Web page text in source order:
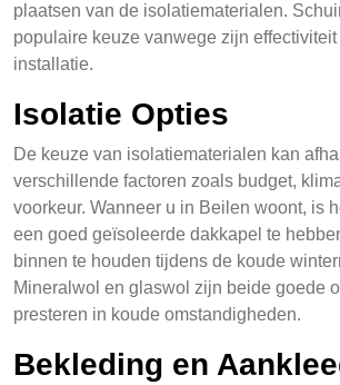
plaatsen van de isolatiematerialen.
populaire keuze vanwege zijn
installatie.
Isolatie Opties
De keuze van isolatiematerialen kan
verschillende factoren zoals budget,
voorkeur. Wanneer u in Beilen woont, is
een goed geïsoleerde dakkapel te
binnen te houden tijdens de koude
Mineralwol en glaswol zijn beide goede
presteren in koude omstandigheden.
Bekleding en